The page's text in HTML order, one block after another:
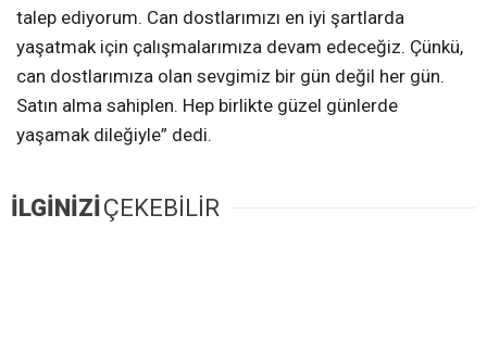
talep ediyorum. Can dostlarımızı en iyi şartlarda
yaşatmak için çalışmalarımıza devam edeceğiz. Çünkü,
can dostlarımıza olan sevgimiz bir gün değil her gün.
Satın alma sahiplen. Hep birlikte güzel günlerde
yaşamak dileğiyle” dedi.
İLGİNİZİÇEKEBİLİR